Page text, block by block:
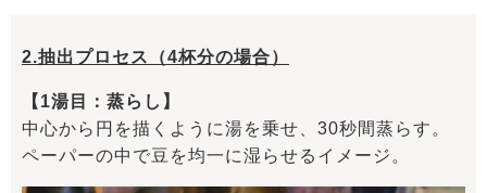
2.抽出プロセス（4杯分の場合）
【1湯目：蒸らし】
中心から円を描くように湯を乗せ、30秒間蒸らす。
ペーパーの中で豆を均一に湿らせるイメージ。